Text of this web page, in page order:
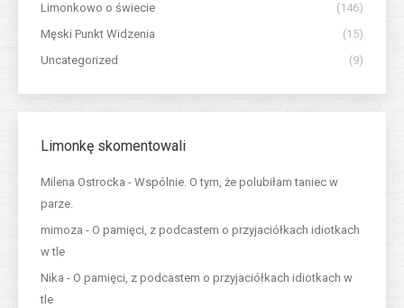
Limonkowo o świecie
(146)
Męski Punkt Widzenia
(15)
Uncategorized
(9)
Limonkę skomentowali
Milena Ostrocka - Wspólnie. O tym, że polubiłam taniec w
parze.
mimoza - O pamięci, z podcastem o przyjaciółkach idiotkach
w tle
Nika - O pamięci, z podcastem o przyjaciółkach idiotkach w
tle